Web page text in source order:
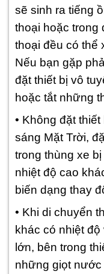
sẽ sinh ra tiếng
thoại hoặc trong
thoại đều có thể
Nếu bạn gặp
đặt thiết bị vô
hoặc tắt những
• Không đặt
sáng Mặt Trời,
trong thùng xe
nhiệt độ cao
biến dạng thay
• Khi di chuyển
khác có nhiệt
lớn, bên trong
những giọt